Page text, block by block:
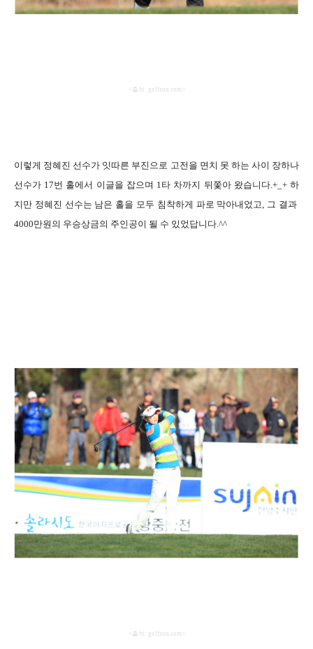
출처 : golfzon.com>
이렇게 정혜진 선수가 잇따른 부진으로 고전을 면치 못 하는 사이 장하나
선수가 17번 홀에서 이글을 잡으며 1타 차까지 뒤쫓아 왔습니다.+_+하
지만 정혜진 선수는 남은 홀을 모두 침착하게 파로 막아내었고, 그 결과
4000만원의 우승상금의 주인공이 될 수 있었답니다.^^
출처 : golfzon.com>